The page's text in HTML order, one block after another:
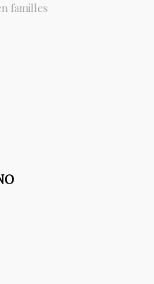
familles